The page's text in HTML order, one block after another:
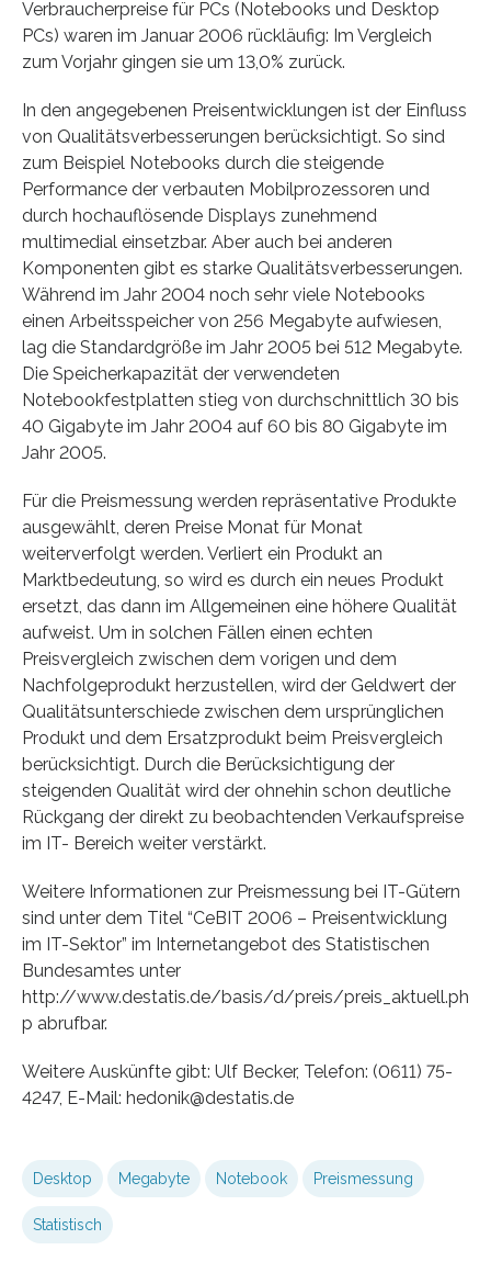
Verbraucherpreise für PCs (Notebooks und Desktop
PCs) waren im Januar 2006 rückläufig: Im Vergleich
zum Vorjahr gingen sie um 13,0% zurück.
In den angegebenen Preisentwicklungen ist der Einfluss
von Qualitätsverbesserungen berücksichtigt. So sind
zum Beispiel Notebooks durch die steigende
Performance der verbauten Mobilprozessoren und
durch hochauflösende Displays zunehmend
multimedial einsetzbar. Aber auch bei anderen
Komponenten gibt es starke Qualitätsverbesserungen.
Während im Jahr 2004 noch sehr viele Notebooks
einen Arbeitsspeicher von 256 Megabyte aufwiesen,
lag die Standardgröße im Jahr 2005 bei 512 Megabyte.
Die Speicherkapazität der verwendeten
Notebookfestplatten stieg von durchschnittlich 30 bis
40 Gigabyte im Jahr 2004 auf 60 bis 80 Gigabyte im
Jahr 2005.
Für die Preismessung werden repräsentative Produkte
ausgewählt, deren Preise Monat für Monat
weiterverfolgt werden. Verliert ein Produkt an
Marktbedeutung, so wird es durch ein neues Produkt
ersetzt, das dann im Allgemeinen eine höhere Qualität
aufweist. Um in solchen Fällen einen echten
Preisvergleich zwischen dem vorigen und dem
Nachfolgeprodukt herzustellen, wird der Geldwert der
Qualitätsunterschiede zwischen dem ursprünglichen
Produkt und dem Ersatzprodukt beim Preisvergleich
berücksichtigt. Durch die Berücksichtigung der
steigenden Qualität wird der ohnehin schon deutliche
Rückgang der direkt zu beobachtenden Verkaufspreise
im IT- Bereich weiter verstärkt.
Weitere Informationen zur Preismessung bei IT-Gütern
sind unter dem Titel “CeBIT 2006 – Preisentwicklung
im IT-Sektor” im Internetangebot des Statistischen
Bundesamtes unter
http://www.destatis.de/basis/d/preis/preis_aktuell.ph
p abrufbar.
Weitere Auskünfte gibt: Ulf Becker, Telefon: (0611) 75-
4247, E-Mail: hedonik@destatis.de
Desktop Megabyte Notebook Preismessung
Statistisch